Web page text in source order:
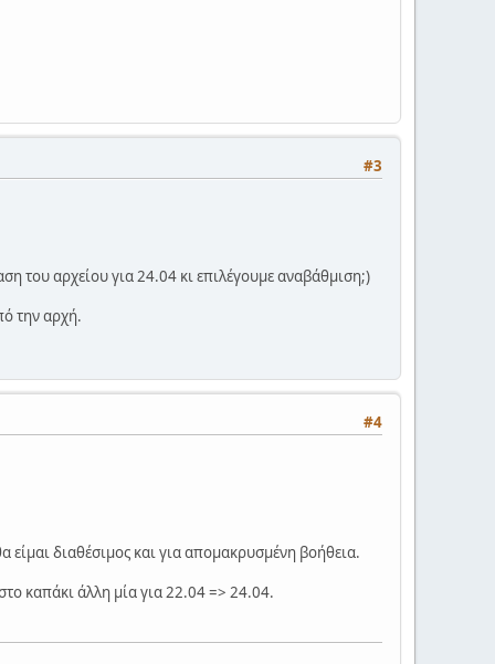
#3
του αρχείου για 24.04 κι επιλέγουμε αναβάθμιση;)
την αρχή.
#4
είμαι διαθέσιμος και για απομακρυσμένη βοήθεια.
καπάκι άλλη μία για 22.04 => 24.04.